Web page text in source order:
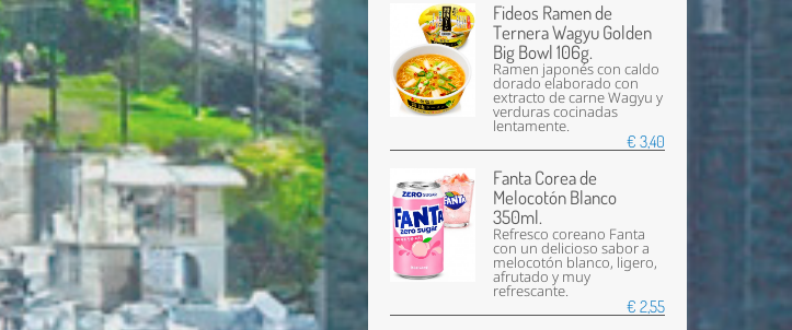
Fideos Ramen de
Ternera Wagyu Golden
Big Bowl 106g.
Ramen japonés con caldo
dorado elaborado con
extracto de carne Wagyu y
verduras cocinadas
lentamente.
€ 3,40
Fanta Corea de
Melocotón Blanco
350ml.
Refresco coreano Fanta
con un delicioso sabor a
melocotón blanco, ligero,
afrutado y muy
refrescante.
€ 2,55